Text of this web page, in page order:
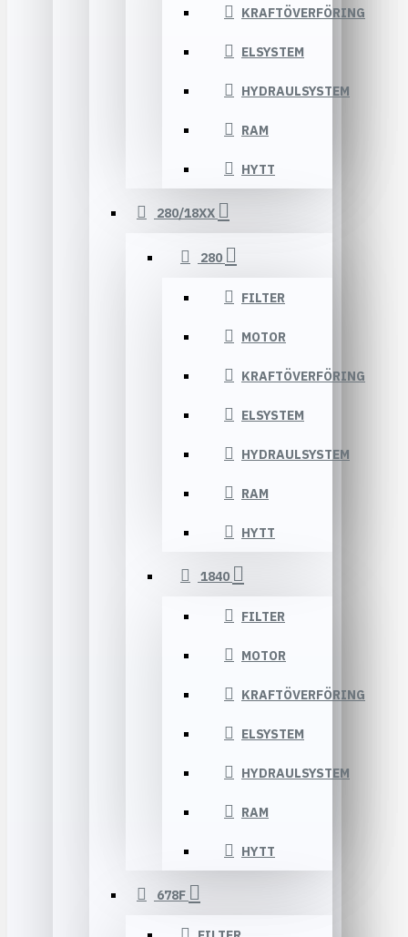
KRAFTÖVERFÖRING
ELSYSTEM
HYDRAULSYSTEM
RAM
HYTT
280/18XX
280
FILTER
MOTOR
KRAFTÖVERFÖRING
ELSYSTEM
HYDRAULSYSTEM
RAM
HYTT
1840
FILTER
MOTOR
KRAFTÖVERFÖRING
ELSYSTEM
HYDRAULSYSTEM
RAM
HYTT
678F